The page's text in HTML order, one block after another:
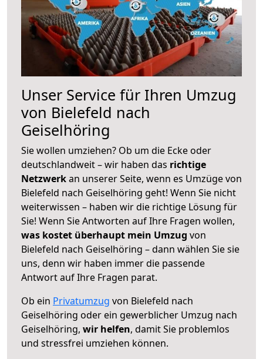
Unser Service für Ihren Umzug
von Bielefeld nach
Geiselhöring
Sie wollen umziehen? Ob um die Ecke oder
deutschlandweit – wir haben das richtige
Netzwerkan unserer Seite, wenn es Umzüge von
Bielefeld nach Geiselhöring geht! Wenn Sie nicht
weiterwissen – haben wir die richtige Lösung für
Sie! Wenn Sie Antworten auf Ihre Fragen wollen,
was kostet überhaupt mein Umzug von
Bielefeld nach Geiselhöring – dann wählen Sie sie
uns, denn wir haben immer die passende
Antwort auf Ihre Fragen parat.
Ob ein Privatumzug von Bielefeld nach
Geiselhöring oder ein gewerblicher Umzug nach
Geiselhöring, wir helfen, damit Sie problemlos
und stressfrei umziehen können.